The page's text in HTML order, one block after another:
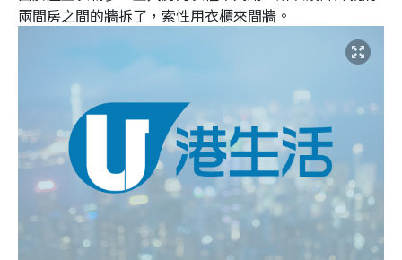
兩間房之間的牆拆了，索性用衣櫃來間牆。